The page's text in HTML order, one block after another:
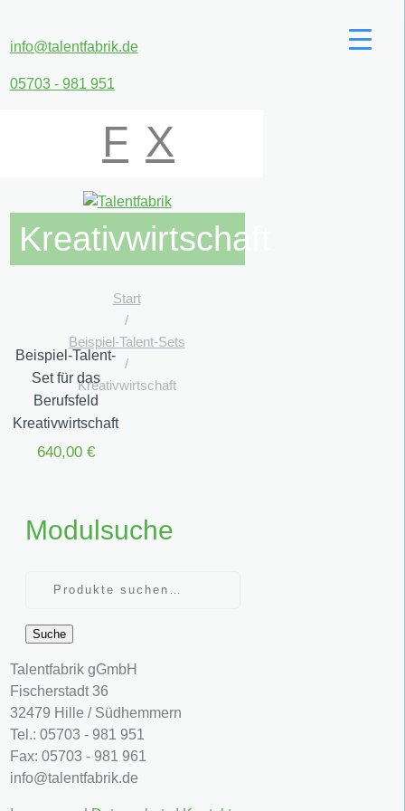
info@talentfabrik.de
05703 - 981 951
F X
Kreativwirtschaft
Start
/
Beispiel-Talent-Sets
/
Kreativwirtschaft
Beispiel-Talent-
Set für das
Berufsfeld
Kreativwirtschaft
640,00 €
Modulsuche
Suche
Talentfabrik gGmbH
Fischerstadt 36
32479 Hille / Südhemmern
Tel.: 05703 - 981 951
Fax: 05703 - 981 961
info@talentfabrik.de